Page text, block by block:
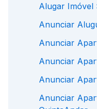
Alugar Imóvel
Anunciar
Anunciar
Anunciar
Anunciar
Anunciar